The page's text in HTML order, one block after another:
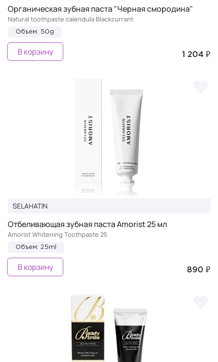
Органическая зубная паста "Черная смородина"
Natural toothpaste calendula Blackcurrant
Объем: 50g
1 204 ₽
В корзину
SELAHATIN
Отбеливающая зубная паста Amorist 25 мл
Amorist Whitening Toothpaste 25
Объем: 25ml
890 ₽
В корзину